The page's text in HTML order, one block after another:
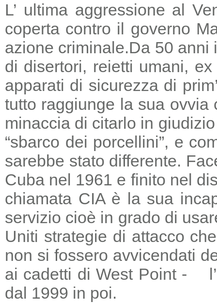
L’ ultima aggressione al
coperta contro il governo
azione criminale.Da 50 anni
di disertori, reietti umani,
apparati di sicurezza di
tutto raggiunge la sua
minaccia di citarlo in
“sbarco dei porcellini”, e
sarebbe stato differente.
Cuba nel 1961 e finito nel
chiamata CIA è la sua
servizio cioè in grado di
Uniti strategie di attacco
non si fossero avvicendati
ai cadetti di West Point - l’
dal 1999 in poi.